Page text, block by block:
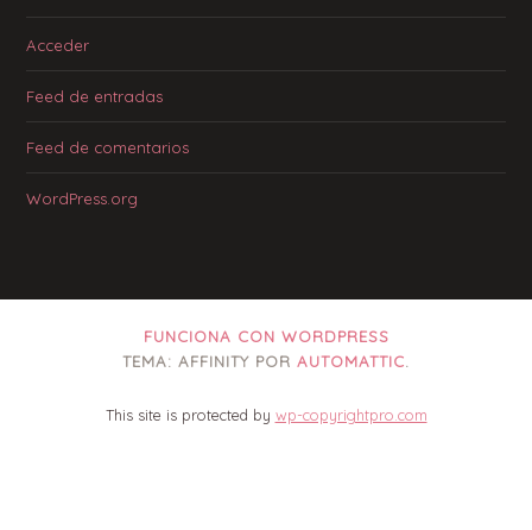
Acceder
Feed de entradas
Feed de comentarios
WordPress.org
FUNCIONA CON WORDPRESS
TEMA: AFFINITY POR AUTOMATTIC
This site is protected by wp-copyrightpro.com